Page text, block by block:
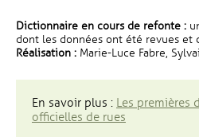
Dictionnaire en cours de refonte :
dont les données ont été revues et
Réalisation : Marie-Luce Fabre,
En savoir plus : Les premières
officielles de rues